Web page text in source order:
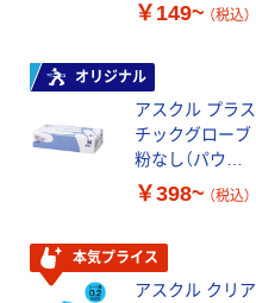
￥149~ （税込）
オリジナル
アスクル プラス
チックグローブ
粉なし（パウダ
ーフリー）
￥398~ （税込）
本気プライス
アスクル クリア